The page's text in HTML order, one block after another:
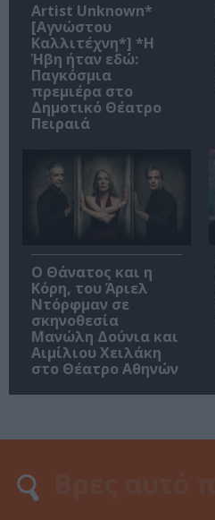
Artist Unknown*
[Αγνώστου
Καλλιτέχνη*] *Η
Ήβη ήταν εδώ:
Παγκόσμια
πρεμιέρα στο
Δημοτικό Θέατρο
Πειραιά
Ο Θάνατος και η
Κόρη, του Άριελ
Ντόρφμαν σε
σκηνοθεσία
Μανώλη Δούνια και
Αιμίλιου Χειλάκη
στο Θέατρο Αθηνών